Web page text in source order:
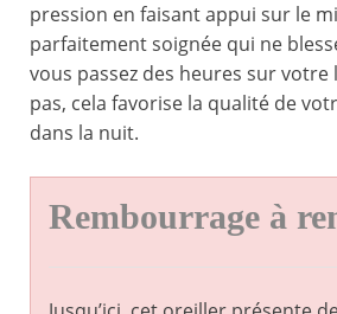
pression en faisant appui sur le
parfaitement soignée qui ne
vous passez des heures sur votre
pas, cela favorise la qualité de
dans la nuit.
Rembourrage à